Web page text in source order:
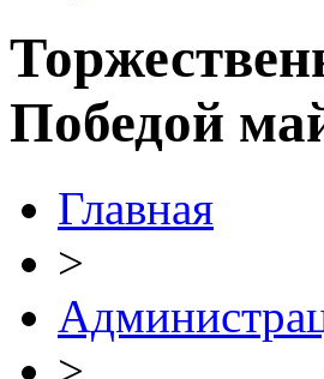
Победой
Главная
>